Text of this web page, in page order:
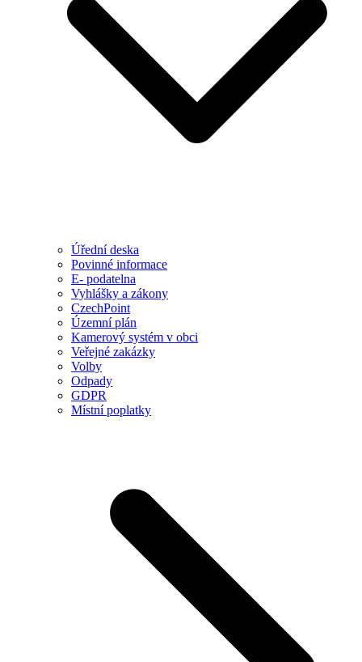
Úřední deska
Povinné informace
E- podatelna
Vyhlášky a zákony
CzechPoint
Územní plán
Kamerový systém v obci
Veřejné zakázky
Volby
Odpady
GDPR
Místní poplatky